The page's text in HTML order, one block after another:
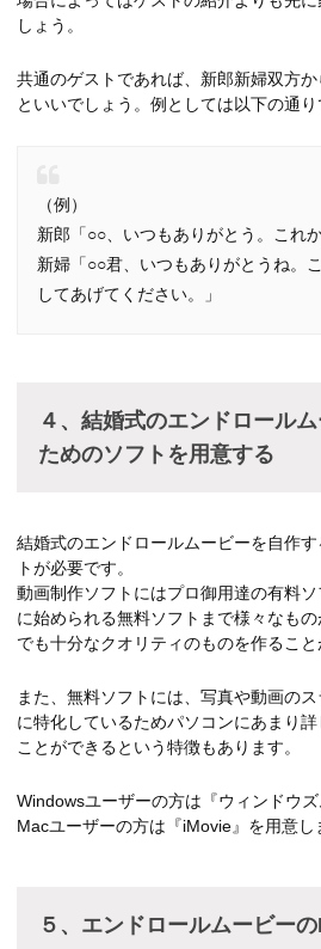
しょう。
共通のゲストであれば、新郎新婦双方
といいでしょう。例としては以下の通り
（例）
新郎「○○、いつもありがとう。これ
新婦「○○君、いつもありがとうね。
してあげてください。」
４、結婚式のエンドロール
ためのソフトを用意する
結婚式のエンドロールムービーを自作
トが必要です。
動画制作ソフトにはプロ御用達の有料
に始められる無料ソフトまで様々なも
でも十分なクオリティのものを作ること
また、無料ソフトには、写真や動画の
に特化しているためパソコンにあまり
ことができるという特徴もあります。
Windowsユーザーの方は『ウィンドウズ
Macユーザーの方は『iMovie』を用意し
５、エンドロールムービー